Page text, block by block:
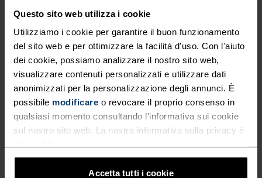
Questo sito web utilizza i cookie
Utilizziamo i cookie per garantire il buon funzionamento
del sito web e per ottimizzare la facilità d'uso. Con l'aiuto
dei cookie, possiamo analizzare il nostro sito web,
visualizzare contenuti personalizzati e utilizzare dati
anonimizzati per la personalizzazione degli annunci. È
possibile modificare o revocare il proprio consenso in
qualsiasi momento consultando l'informativa sui cookie
sul nostro sito web. La nostra informativa sulla privacy è
Accetta tutti i cookie
SENZA TEMPO. SENZA LIMITI.
Capi da ciclismo ultra comodi progettati nei
minimi dettagli. Per i tragitti quotidiani e i luoghi
inesplorati.
LIVELLO DI ATTIVITÀ
BASSO ALTO